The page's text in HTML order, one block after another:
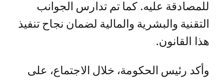
للمصادقة عليه. كما تم تدارس الجوانب
التقنية والبشرية والمالية لضمان نجاح تنفيذ
هذا القانون.
وأكد رئيس الحكومة، خلال الاجتماع، على